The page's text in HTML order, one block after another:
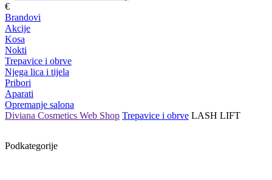
€
Brandovi
Akcije
Kosa
Nokti
Trepavice i obrve
Njega lica i tijela
Pribori
Aparati
Opremanje salona
Diviana Cosmetics Web Shop Trepavice i obrve LASH LIFT
Podkategorije